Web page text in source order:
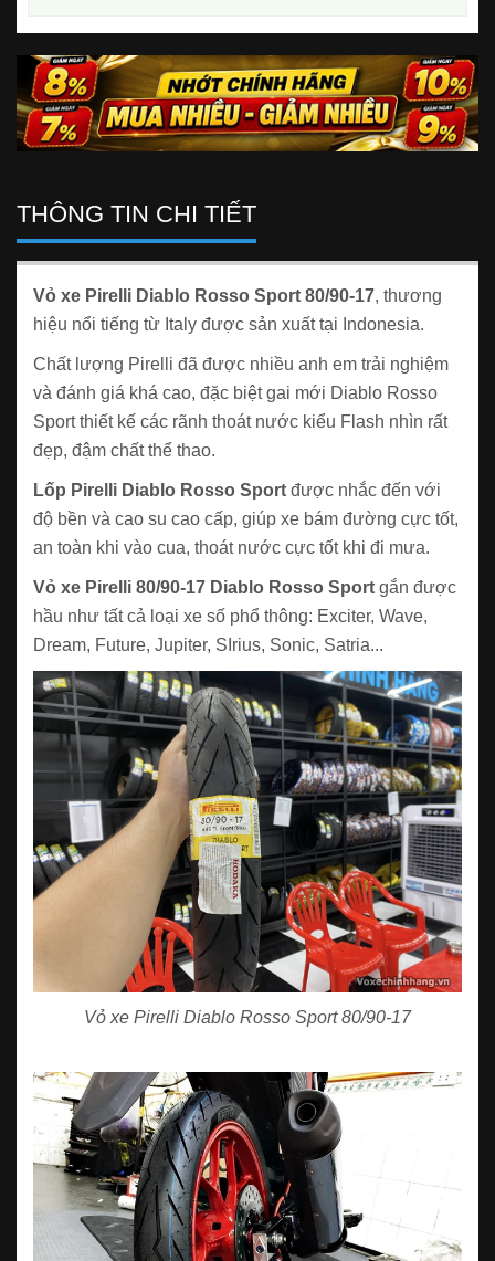
THÔNG TIN CHI TIẾT
Vỏ xe Pirelli Diablo Rosso Sport 80/90-17, thương
hiệu nổi tiếng từ Italy được sản xuất tại Indonesia.
Chất lượng Pirelli đã được nhiều anh em trải nghiệm
và đánh giá khá cao, đặc biệt gai mới Diablo Rosso
Sport thiết kế các rãnh thoát nước kiểu Flash nhìn rất
đẹp, đậm chất thể thao.
Lốp Pirelli Diablo Rosso Sport được nhắc đến với
độ bền và cao su cao cấp, giúp xe bám đường cực tốt,
an toàn khi vào cua, thoát nước cực tốt khi đi mưa.
Vỏ xe Pirelli 80/90-17 Diablo Rosso Sport gắn được
hầu như tất cả loại xe số phổ thông: Exciter, Wave,
Dream, Future, Jupiter, SIrius, Sonic, Satria...
Vỏ xe Pirelli Diablo Rosso Sport 80/90-17